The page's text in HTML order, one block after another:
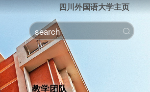
四川外国语大学主页
教学团队